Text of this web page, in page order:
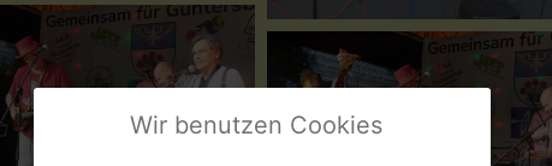
Wir benutzen Cookies